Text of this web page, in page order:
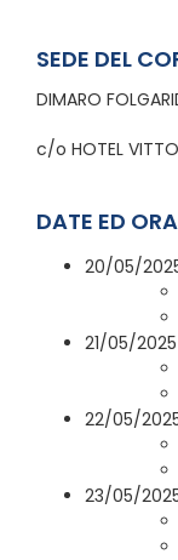
SEDE DEL
DIMARO
c/o HOTEL
DATE ED
20/05/
21/05/2025
22/05/
23/05/